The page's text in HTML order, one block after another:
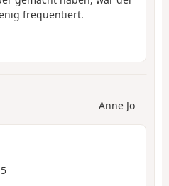
frequentiert.
Anne Jo
5